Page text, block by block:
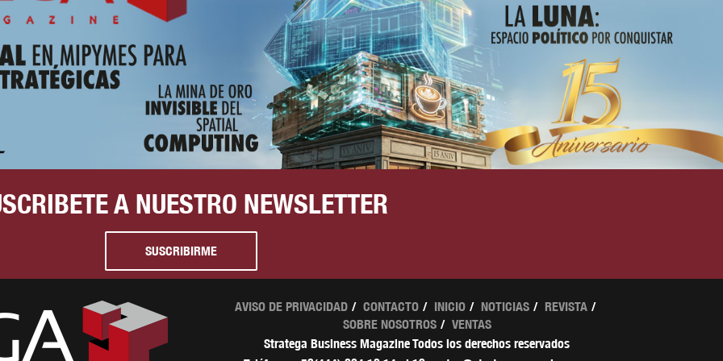
A NUESTRO NEWSLETTER
SUSCRIBIRME
AVISO DE PRIVACIDAD CONTACTO INICIO NOTICIAS
REVISTA
SOBRE NOSOTROS
VENTAS
Stratega Business Magazine Todos los derechos reservados